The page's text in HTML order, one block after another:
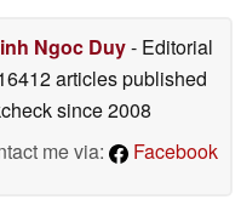
Ngoc Duy- Editorial
articles published
since 2008
me via:
Facebook